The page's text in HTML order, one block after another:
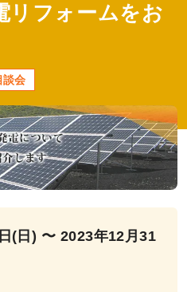
リフォームをお
談会
(日) 〜 2023年12月31